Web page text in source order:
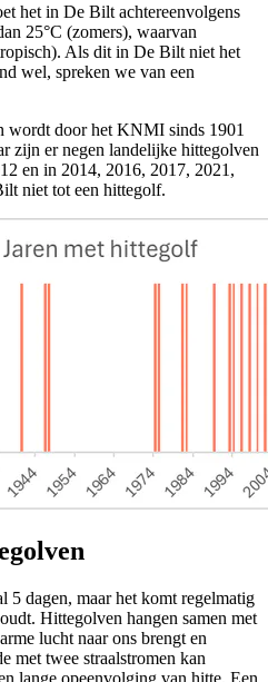
het in De Bilt achtereenvolgens
25°C (zomers), waarvan
Als dit in De Bilt niet het
wel, spreken we van een
wordt door het KNMI sinds 1901
zijn er negen landelijke hittegolven
en in 2014, 2016, 2017, 2021,
niet tot een hittegolf.
5 dagen, maar het komt regelmatig
Hittegolven hangen samen met
lucht naar ons brengt en
met twee straalstromen kan
lange opeenvolging van hitte. Een